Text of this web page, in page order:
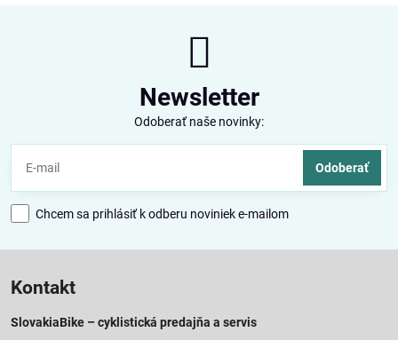
Newsletter
Odoberať naše novinky:
Odoberať
Chcem sa prihlásiť k odberu noviniek e-mailom
Kontakt
SlovakiaBike – cyklistická predajňa a servis